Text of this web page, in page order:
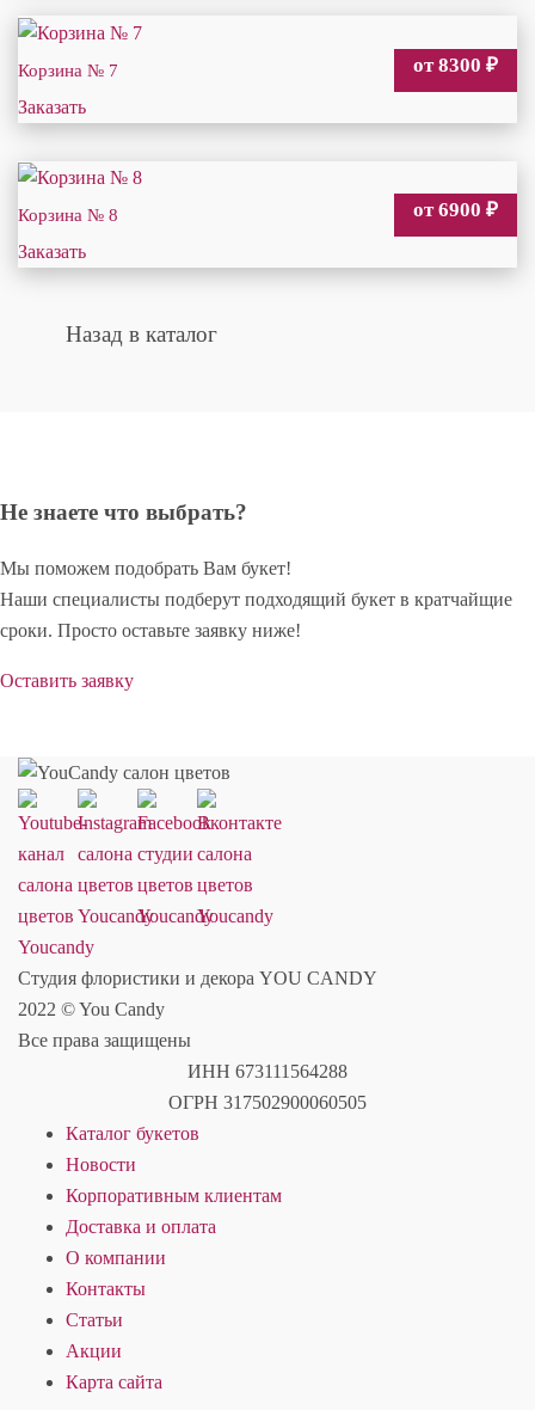
Корзина № 7 от 8300 ₽
Заказать
Корзина № 8 от 6900 ₽
Заказать
Назад в каталог
Не знаете что выбрать?
Мы поможем подобрать Вам букет!
Наши специалисты подберут подходящий букет в кратчайщие
сроки. Просто оставьте заявку ниже!
Оставить заявку
Студия флористики и декора YOU CANDY
2022 © You Candy
Все права защищены
ИНН 673111564288
ОГРН 317502900060505
Каталог букетов
Новости
Корпоративным клиентам
Доставка и оплата
О компании
Контакты
Статьи
Акции
Карта сайта